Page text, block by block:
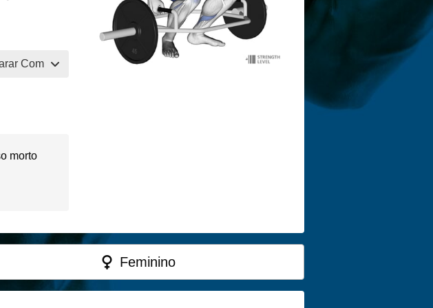
Com
morto
Feminino